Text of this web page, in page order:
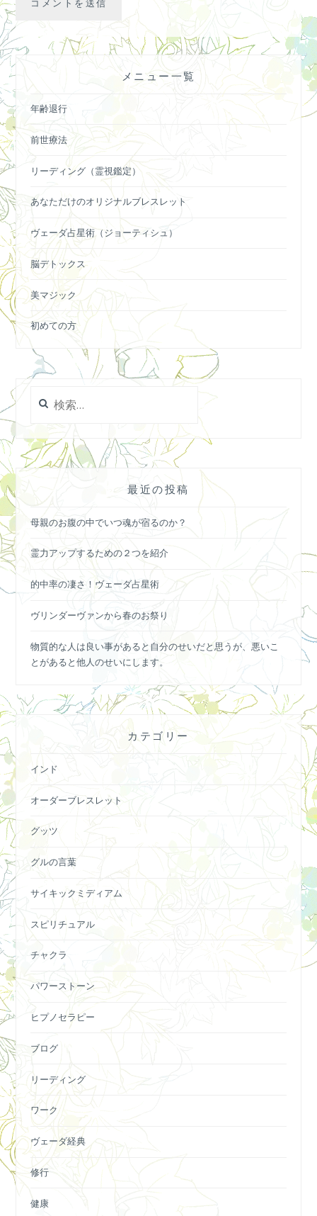
メニュー一覧
年齢退行
前世療法
リーディング（霊視鑑定）
あなただけのオリジナルブレスレット
ヴェーダ占星術（ジョーティシュ）
脳デトックス
美マジック
初めての方
索:
最近の投稿
母親のお腹の中でいつ魂が宿るのか？
霊力アップするための２つを紹介
的中率の凄さ！ヴェーダ占星術
ヴリンダーヴァンから春のお祭り
物質的な人は良い事があると自分のせいだと思うが、悪いこ
とがあると他人のせいにします。
カテゴリー
インド
オーダーブレスレット
グッツ
グルの言葉
サイキックミディアム
スピリチュアル
チャクラ
パワーストーン
ヒプノセラピー
ブログ
リーディング
ワーク
ヴェーダ経典
修行
健康